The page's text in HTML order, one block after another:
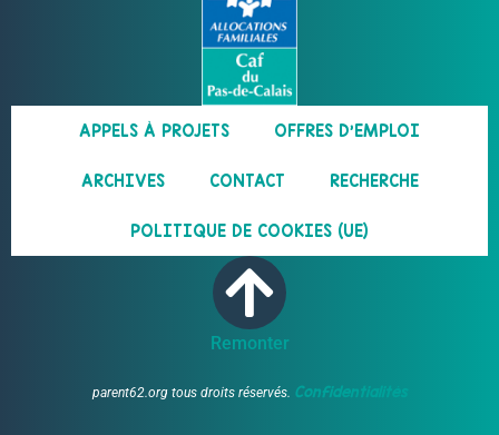
APPELS À PROJETS OFFRES D’EMPLOI
ARCHIVES CONTACT RECHERCHE
POLITIQUE DE COOKIES (UE)
Remonter
parent62.org tous droits réservés. Confidentialités